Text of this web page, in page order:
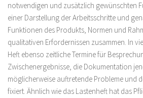
notwendigen und zusätzlich gewünschten
einer Darstellung der Arbeitsschritte und
Funktionen des Produkts, Normen und
qualitativen Erfordernissen zusammen. In
Heft ebenso zeitliche Termine für
Zwischenergebnisse, die Dokumentation
möglicherweise auftretende Probleme und
fixiert. Ähnlich wie das Lastenheft hat das